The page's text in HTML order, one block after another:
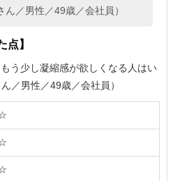
／男性／49歳／会社員）
点】
う少し凝縮感が欲しくなる人はい
／男性／49歳／会社員）